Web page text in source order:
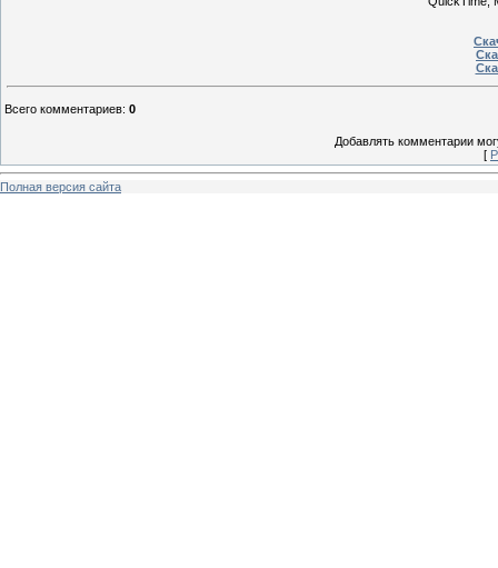
Всего комментариев: 0
Добавлять комментарии
[
Полная версия сайта